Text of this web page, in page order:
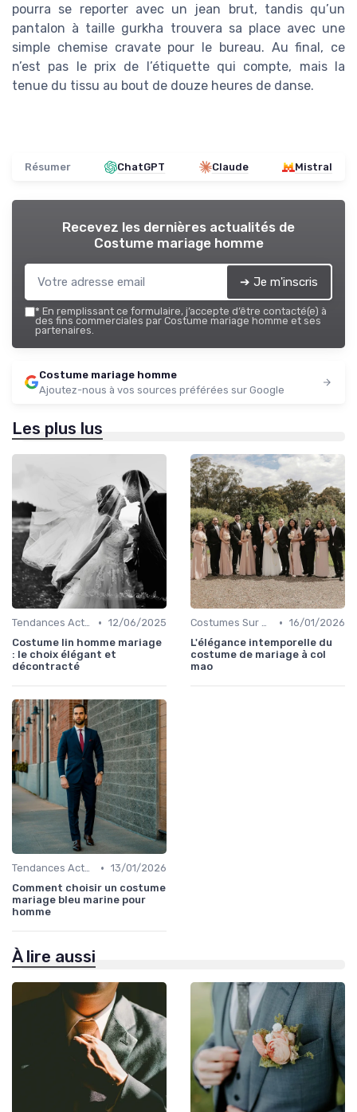
pourra se reporter avec un jean brut, tandis qu’un
pantalon à taille gurkha trouvera sa place avec une
simple chemise cravate pour le bureau. Au final, ce
n’est pas le prix de l’étiquette qui compte, mais la
tenue du tissu au bout de douze heures de danse.
Résumer ChatGPT Claude Mistral
Recevez les dernières actualités de
Costume mariage homme
➔ Je m'inscris
* En remplissant ce formulaire, j’accepte d’être contacté(e) à
des fins commerciales par Costume mariage homme et ses
partenaires.
Costume mariage homme
Ajoutez-nous à vos sources préférées sur Google
Les plus lus
Tendances Actuelles • 12/06/2025
Costume lin homme mariage
: le choix élégant et
décontracté
Costumes Sur Mesure • 16/01/2026
L'élégance intemporelle du
costume de mariage à col
mao
Tendances Actuelles • 13/01/2026
Comment choisir un costume
mariage bleu marine pour
homme
À lire aussi